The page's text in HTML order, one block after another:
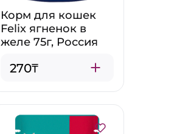
Корм для кошек
Felix ягненок в
желе 75г, Россия
270₸